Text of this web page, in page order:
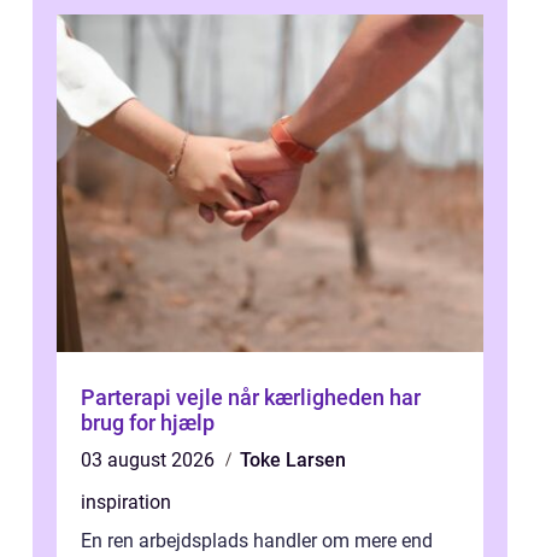
Parterapi vejle når kærligheden har
brug for hjælp
03 august 2026
Toke Larsen
inspiration
En ren arbejdsplads handler om mere end